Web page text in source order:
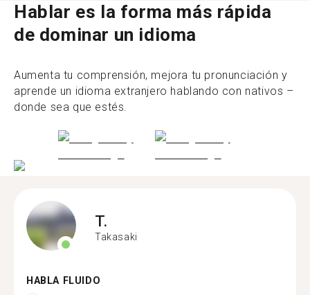
Hablar es la forma más rápida
de dominar un idioma
Aumenta tu comprensión, mejora tu pronunciación y
aprende un idioma extranjero hablando con nativos –
donde sea que estés.
T.
Takasaki
HABLA FLUIDO